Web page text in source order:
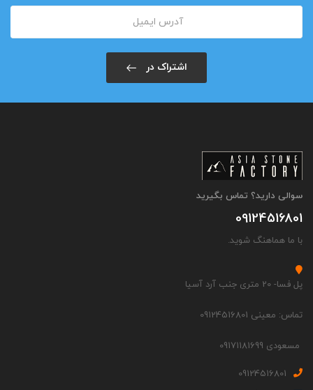
اشتراک در
سوالی دارید؟ تماس بگیرید
09124516801
با ما هماهنگ شوید.
پل فسا- 20 متری جنب آرد آسیا
تماس: معینی 09124516801
مسعودی 09171181699
09124516801